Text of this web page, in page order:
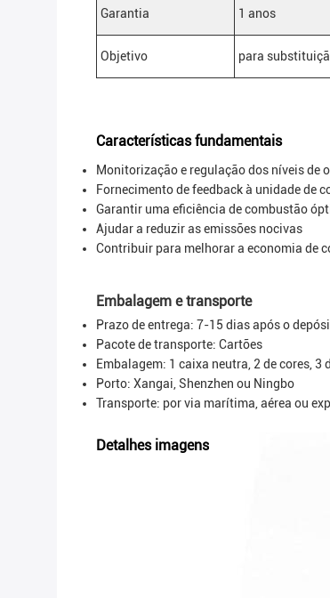
Garantia 1 anos
Objetivo para
Características fundamentais
Monitorização e regulação dos níveis de
Fornecimento de feedback à unidade de
Garantir uma eficiência de combustão
Ajudar a reduzir as emissões nocivas
Contribuir para melhorar a economia de
Embalagem e transporte
Prazo de entrega: 7-15 dias após o
Pacote de transporte: Cartões
Embalagem: 1 caixa neutra, 2 de cores, 3
Porto: Xangai, Shenzhen ou Ningbo
Transporte: por via marítima, aérea ou
Detalhes imagens